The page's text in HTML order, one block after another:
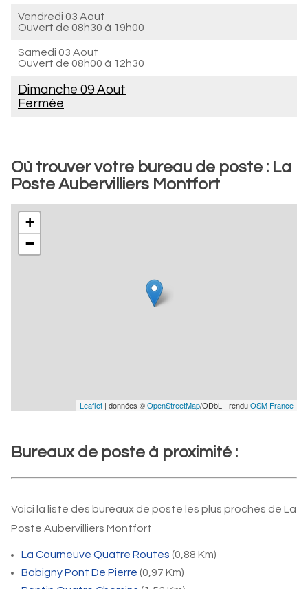
Vendredi 03 Aout
Ouvert de 08h30 à 19h00
Samedi 03 Aout
Ouvert de 08h00 à 12h30
Dimanche 09 Aout
Fermée
Où trouver votre bureau de poste : La
Poste Aubervilliers Montfort
+
−
Leaflet | données ©OpenStreetMap/ODbL - renduOSM France
Bureaux de poste à proximité :
Voici la liste des bureaux de poste les plus proches de La
Poste Aubervilliers Montfort
La Courneuve Quatre Routes (0,88 Km)
Bobigny Pont De Pierre (0,97 Km)